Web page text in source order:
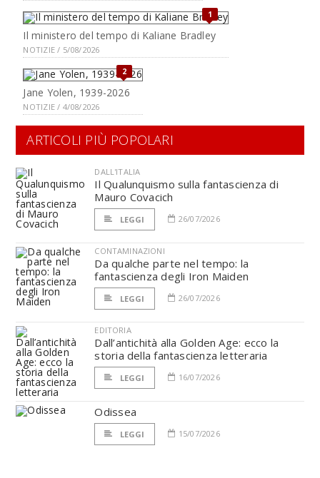
1
Il ministero del tempo di Kaliane Bradley
NOTIZIE / 5/08/2026
2
Jane Yolen, 1939-2026
NOTIZIE / 4/08/2026
ARTICOLI PIÙ POPOLARI
DALL'ITALIA
Il Qualunquismo sulla fantascienza di
Mauro Covacich
LEGGI 26/07/2026
CONTAMINAZIONI
Da qualche parte nel tempo: la
fantascienza degli Iron Maiden
LEGGI 26/07/2026
EDITORIA
Dall’antichità alla Golden Age: ecco la
storia della fantascienza letteraria
LEGGI 16/07/2026
Odissea
LEGGI 15/07/2026